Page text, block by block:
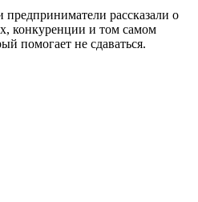
рассказали о
конкуренции и том самом
помогает не сдаваться.